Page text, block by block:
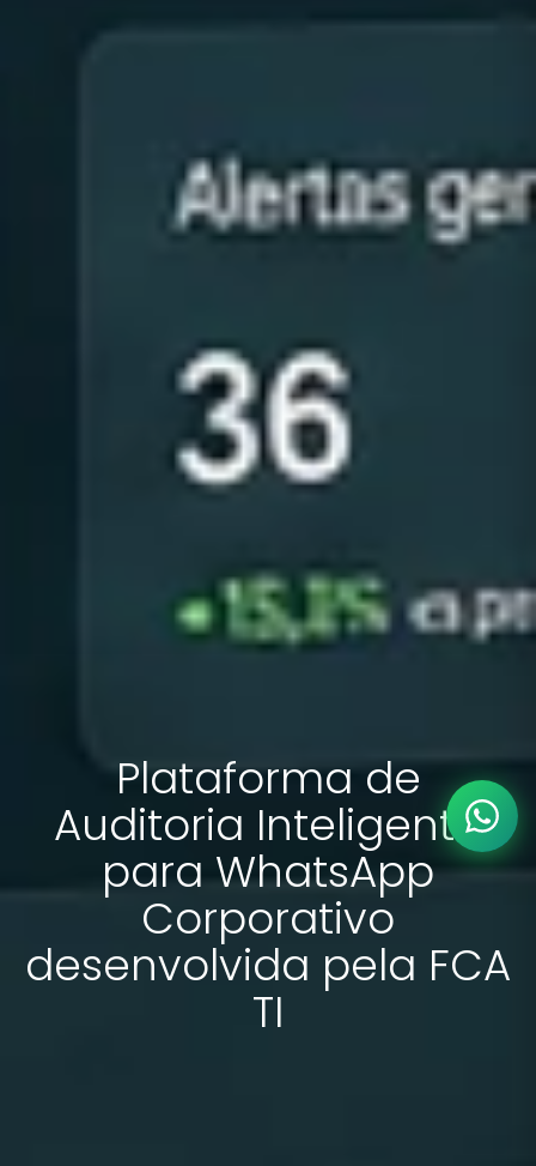
Plataforma de
Auditoria Inteligente
para WhatsApp
Corporativo
desenvolvida pela FCA
TI